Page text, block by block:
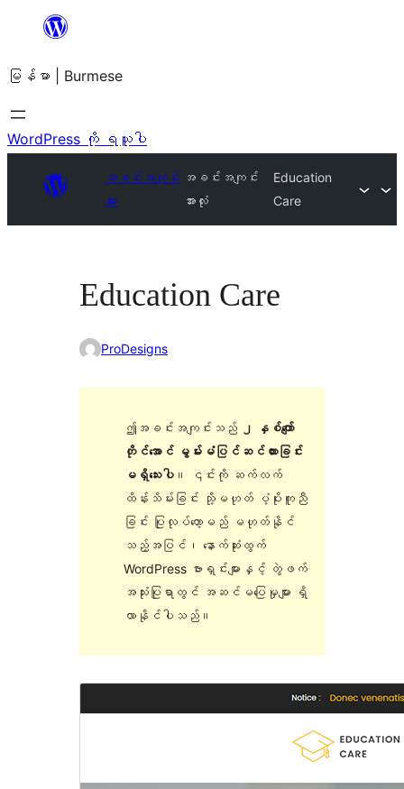
အကြောင်းအရာ
ကျော်သွား
ရန်
မြန်မာ | Burmese
WordPress ကို ရယူပါ
အခင်းအကျင်း
များ
အခင်းအကျင်း
အားလုံး
Education
Care
Education Care
ProDesigns
ဤအခင်းအကျင်းသည်
၂ နှစ်ကျော်
တိုင်အောင် မွမ်းမံပြင်ဆင်ထားခြင်း
မရှိသေးပါ။ ၎င်းကို ဆက်လက်
ထိန်းသိမ်းခြင်း သို့မဟုတ် ပံ့ပိုးကူညီ
ခြင်း ပြုလုပ်တော့မည် မဟုတ်နိုင်
သည့်အပြင်၊ နောက်ဆုံးထွက်
WordPress ဗားရှင်းများနှင့် တွဲဖက်
အသုံးပြုရာတွင် အဆင်မပြေမှုများ ရှိ
လာနိုင်ပါသည်။